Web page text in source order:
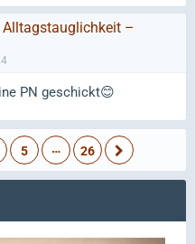
Alltagstauglichkeit –
PN geschickt😊
5 … 26